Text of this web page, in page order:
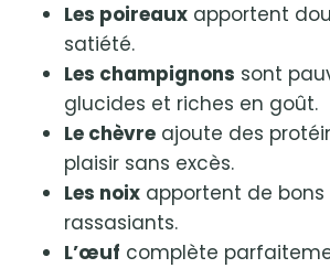
Les poireaux apportent
satiété.
Les champignons sont
glucides et riches en goût.
Le chèvre ajoute des
plaisir sans excès.
Les noix apportent de bons
rassasiants.
L’œuf complète